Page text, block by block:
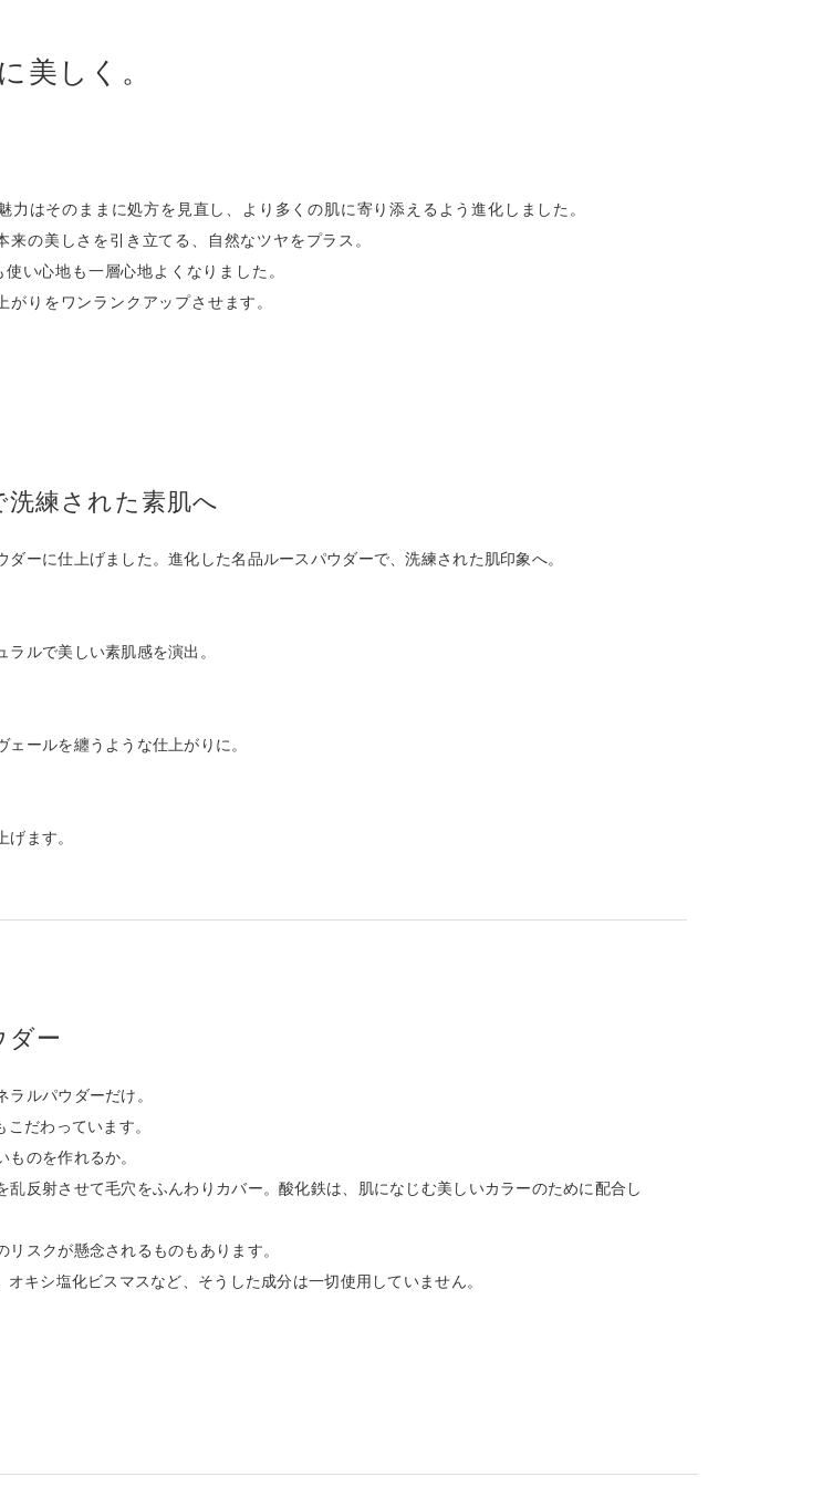
美しく。
はそのままに処方を見直し、より多くの肌に寄り添えるよう進化しました。
の美しさを引き立てる、自然なツヤをプラス。
使い心地も一層心地よくなりました。
りをワンランクアップさせます。
練された素肌へ
ーに仕上げました。進化した名品ルースパウダーで、洗練された肌印象へ。
ルで美しい素肌感を演出。
ールを纏うような仕上がりに。
ます。
ダー
ルパウダーだけ。
だわっています。
のを作れるか。
反射させて毛穴をふんわりカバー。酸化鉄は、肌になじむ美しいカラーのために配合し
スクが懸念されるものもあります。
キシ塩化ビスマスなど、そうした成分は一切使用していません。